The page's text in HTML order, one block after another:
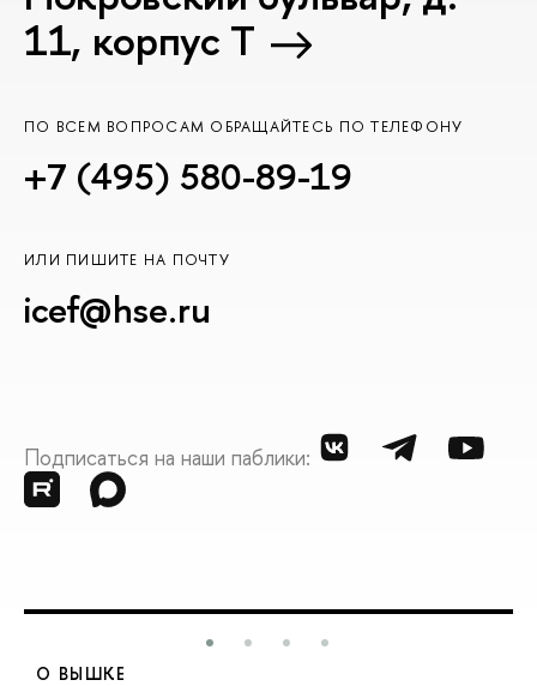
11, корпус T
ПО ВСЕМ ВОПРОСАМ ОБРАЩАЙТЕСЬ ПО ТЕЛЕФОНУ
+7 (495) 580-89-19
ИЛИ ПИШИТЕ НА ПОЧТУ
icef@hse.ru
Подписаться на наши паблики:
О ВЫШКЕ